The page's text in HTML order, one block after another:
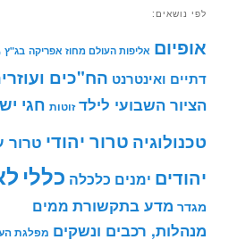
לפי נושאים:
אופיום אליפות העולם מחוז אפריקה בג"ץ
דתיים ואינטרנט הח"כים
הציור השבועי לילד זוטות חגי
טכנולוגיה טרור יהודי טרור
יהודים ימנים כלכלה כללי
מגדר מדע בתקשורת ממים
מנהלות, רכבים ונשקים מפלגת